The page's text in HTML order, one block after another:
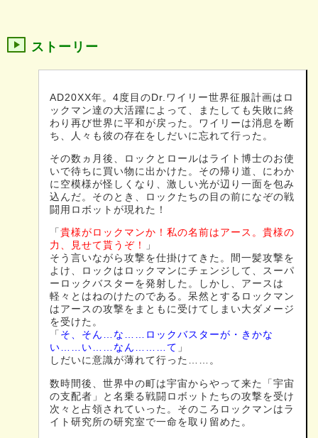
ストーリー
AD20XX年。4度目のDr.ワイリー世界征服計画はロ
ックマン達の大活躍によって、またしても失敗に終
わり再び世界に平和が戻った。ワイリーは消息を断
ち、人々も彼の存在をしだいに忘れて行った。
その数ヵ月後、ロックとロールはライト博士のお使
いで待ちに買い物に出かけた。その帰り道、にわか
に空模様が怪しくなり、激しい光が辺り一面を包み
込んだ。そのとき、ロックたちの目の前になぞの戦
闘用ロボットが現れた！
「貴様がロックマンか！私の名前はアース。貴様の
力、見せて貰うぞ！
」
そう言いながら攻撃を仕掛けてきた。間一髪攻撃を
よけ、ロックはロックマンにチェンジして、スーパ
ーロックバスターを発射した。しかし、アースは
軽々とはねのけたのである。呆然とするロックマン
はアースの攻撃をまともに受けてしまい大ダメージ
を受けた。
「 そ、そん…な……ロックバスターが・きかな
い……い……なん………て 」
しだいに意識が薄れて行った……。
数時間後、世界中の町は宇宙からやって来た「宇宙
の支配者」と名乗る戦闘ロボットたちの攻撃を受け
次々と占領されていった。そのころロックマンはラ
イト研究所の研究室で一命を取り留めた。